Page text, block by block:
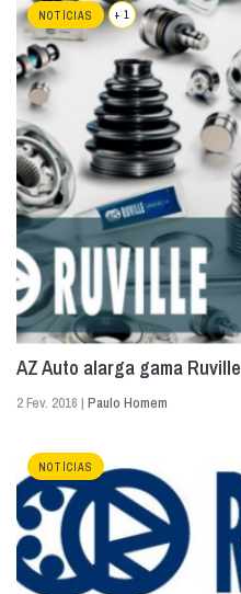
NOTÍCIAS + 1
AZ Auto alarga gama Ruville
2 Fev. 2016 | Paulo Homem
NOTÍCIAS